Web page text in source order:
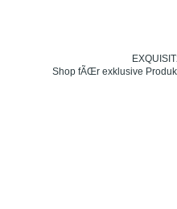
Shop fÃŒr exklusive